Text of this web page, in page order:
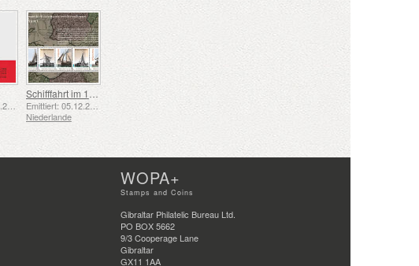
Schifffahrt im 17. und 18. Jahrhundert – Torfschifffahrt
Emittiert: 05.12.2025
Niederlande
WOPA+
Stamps and Coins
Gibraltar Philatelic Bureau Ltd.
PO BOX 5662
9/3 Cooperage Lane
Gibraltar
GX11 1AA